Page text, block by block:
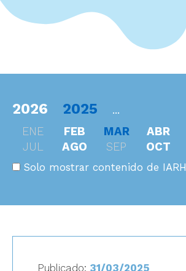
2026 2025 ...
ENE FEB MAR ABR
JUL
AGO SEP OCT
Solo mostrar contenido de IARH
Publicado: 31/03/2025